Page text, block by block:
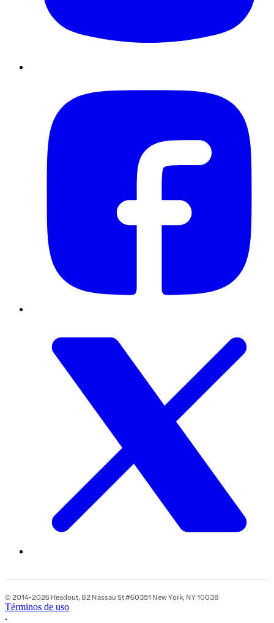
© 2014-2026 Headout, 82 Nassau St #60351 New York, NY 10038
Términos de uso
•